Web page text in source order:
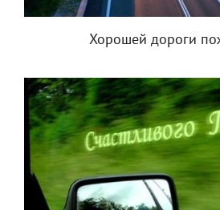
Хорошей дороги